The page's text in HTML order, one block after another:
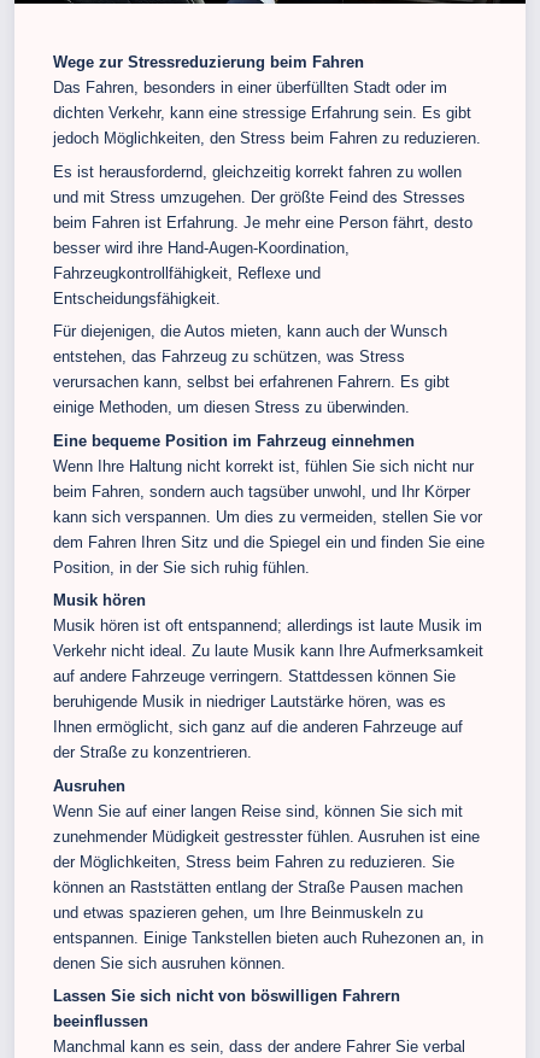
Wege zur Stressreduzierung beim Fahren
Das Fahren, besonders in einer überfüllten Stadt oder im
dichten Verkehr, kann eine stressige Erfahrung sein. Es gibt
jedoch Möglichkeiten, den Stress beim Fahren zu reduzieren.
Es ist herausfordernd, gleichzeitig korrekt fahren zu wollen
und mit Stress umzugehen. Der größte Feind des Stresses
beim Fahren ist Erfahrung. Je mehr eine Person fährt, desto
besser wird ihre Hand-Augen-Koordination,
Fahrzeugkontrollfähigkeit, Reflexe und
Entscheidungsfähigkeit.
Für diejenigen, die Autos mieten, kann auch der Wunsch
entstehen, das Fahrzeug zu schützen, was Stress
verursachen kann, selbst bei erfahrenen Fahrern. Es gibt
einige Methoden, um diesen Stress zu überwinden.
Eine bequeme Position im Fahrzeug einnehmen
Wenn Ihre Haltung nicht korrekt ist, fühlen Sie sich nicht nur
beim Fahren, sondern auch tagsüber unwohl, und Ihr Körper
kann sich verspannen. Um dies zu vermeiden, stellen Sie vor
dem Fahren Ihren Sitz und die Spiegel ein und finden Sie eine
Position, in der Sie sich ruhig fühlen.
Musik hören
Musik hören ist oft entspannend; allerdings ist laute Musik im
Verkehr nicht ideal. Zu laute Musik kann Ihre Aufmerksamkeit
auf andere Fahrzeuge verringern. Stattdessen können Sie
beruhigende Musik in niedriger Lautstärke hören, was es
Ihnen ermöglicht, sich ganz auf die anderen Fahrzeuge auf
der Straße zu konzentrieren.
Ausruhen
Wenn Sie auf einer langen Reise sind, können Sie sich mit
zunehmender Müdigkeit gestresster fühlen. Ausruhen ist eine
der Möglichkeiten, Stress beim Fahren zu reduzieren. Sie
können an Raststätten entlang der Straße Pausen machen
und etwas spazieren gehen, um Ihre Beinmuskeln zu
entspannen. Einige Tankstellen bieten auch Ruhezonen an, in
denen Sie sich ausruhen können.
Lassen Sie sich nicht von böswilligen Fahrern
beeinflussen
Manchmal kann es sein, dass der andere Fahrer Sie verbal